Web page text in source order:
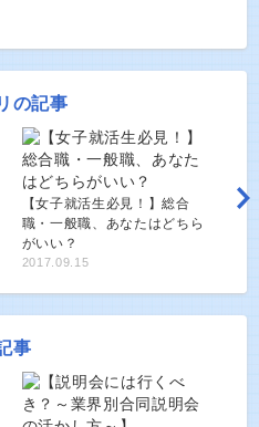
の記事
【女子就活生必見！】総合
職・一般職、あなたはどちら
がいい？
2017.09.15
事